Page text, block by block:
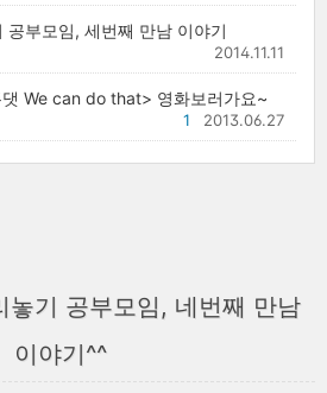
공부모임, 세번째 만남 이야기
2014.11.11
We can do that> 영화보러가요~
2013.06.27
1
놓기 공부모임, 네번째 만남
이야기^^